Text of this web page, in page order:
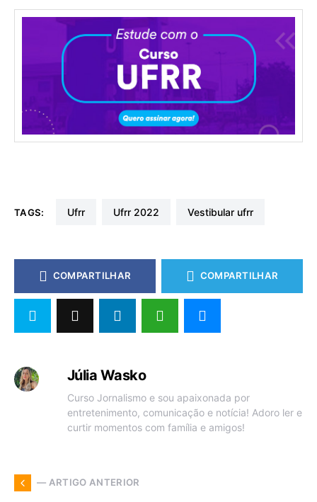
TAGS: ufrr ufrr 2022 vestibular ufrr
COMPARTILHAR COMPARTILHAR
Júlia Wasko
Curso Jornalismo e sou apaixonada por
entretenimento, comunicação e notícia! Adoro ler e
curtir momentos com família e amigos!
— ARTIGO ANTERIOR